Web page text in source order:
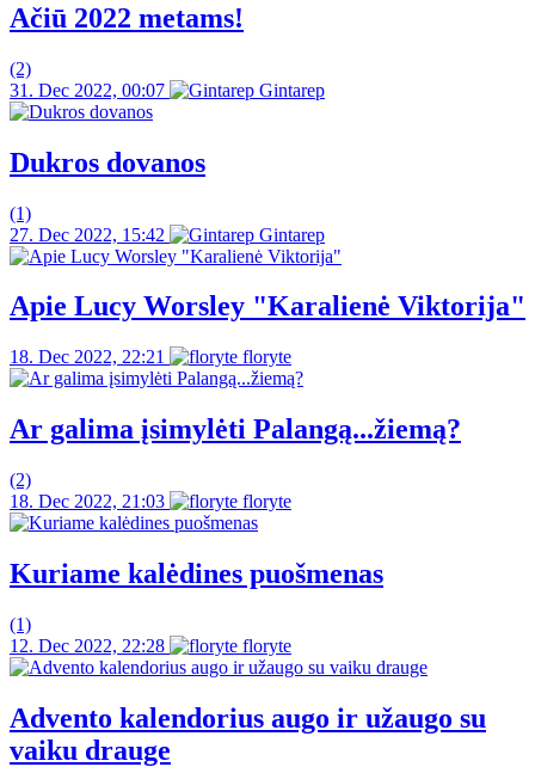
Ačiū 2022 metams!
(2)
31. Dec 2022, 00:07
Gintarep
Dukros dovanos
(1)
27. Dec 2022, 15:42
Gintarep
Apie Lucy Worsley "Karalienė Viktorija"
18. Dec 2022, 22:21 floryte
Ar galima įsimylėti Palangą...žiemą?
(2)
18. Dec 2022, 21:03
floryte
Kuriame kalėdines puošmenas
(1)
12. Dec 2022, 22:28
floryte
Advento kalendorius augo ir užaugo su
vaiku drauge